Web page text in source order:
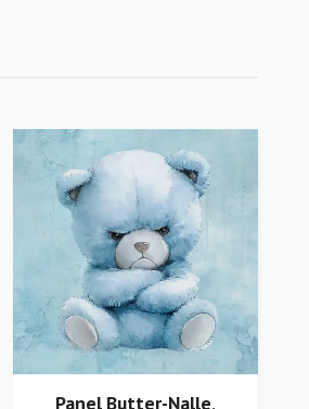
Panel Butter-Nalle,